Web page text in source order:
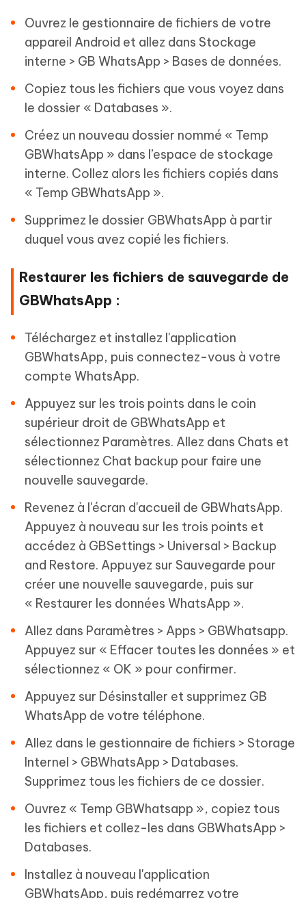
Ouvrez le gestionnaire de fichiers de votre
appareil Android et allez dans Stockage
interne > GB WhatsApp > Bases de données.
Copiez tous les fichiers que vous voyez dans
le dossier « Databases ».
Créez un nouveau dossier nommé « Temp
GBWhatsApp » dans l’espace de stockage
interne. Collez alors les fichiers copiés dans
« Temp GBWhatsApp ».
Supprimez le dossier GBWhatsApp à partir
duquel vous avez copié les fichiers.
Restaurer les fichiers de sauvegarde de
GBWhatsApp :
Téléchargez et installez l'application
GBWhatsApp, puis connectez-vous à votre
compte WhatsApp.
Appuyez sur les trois points dans le coin
supérieur droit de GBWhatsApp et
sélectionnez Paramètres. Allez dans Chats et
sélectionnez Chat backup pour faire une
nouvelle sauvegarde.
Revenez à l'écran d'accueil de GBWhatsApp.
Appuyez à nouveau sur les trois points et
accédez à GBSettings > Universal > Backup
and Restore. Appuyez sur Sauvegarde pour
créer une nouvelle sauvegarde, puis sur
« Restaurer les données WhatsApp ».
Allez dans Paramètres > Apps > GBWhatsapp.
Appuyez sur « Effacer toutes les données » et
sélectionnez « OK » pour confirmer.
Appuyez sur Désinstaller et supprimez GB
WhatsApp de votre téléphone.
Allez dans le gestionnaire de fichiers > Storage
Internel > GBWhatsApp > Databases.
Supprimez tous les fichiers de ce dossier.
Ouvrez « Temp GBWhatsapp », copiez tous
les fichiers et collez-les dans GBWhatsApp >
Databases.
Installez à nouveau l'application
GBWhatsApp, puis redémarrez votre